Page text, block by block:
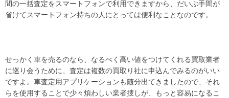
間の一括査定をスマートフォンで利用できますから、だいぶ手間が
省けてスマートフォン持ちの人にとっては便利なことなのです。
せっかく車を売るのなら、なるべく高い値をつけてくれる買取業者
に巡り会うために、査定は複数の買取り社に申込んでみるのがいい
ですよ。車査定用アプリケーションも随分出てきましたので、それ
らを使用することで少々煩わしい業者捜しが、もっと容易になるこ